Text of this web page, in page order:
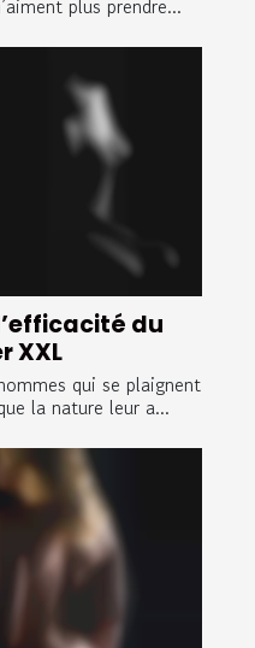
du
XXL
qui se plaignent
la nature leur a...